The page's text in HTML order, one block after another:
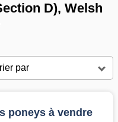
D), Welsh
poneys à vendre